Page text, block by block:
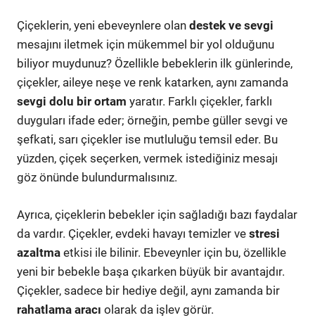
Çiçeklerin, yeni ebeveynlere olan destek ve sevgi
mesajını iletmek için mükemmel bir yol olduğunu
biliyor muydunuz? Özellikle bebeklerin ilk günlerinde,
çiçekler, aileye neşe ve renk katarken, aynı zamanda
sevgi dolu bir ortam yaratır. Farklı çiçekler, farklı
duyguları ifade eder; örneğin, pembe güller sevgi ve
şefkati, sarı çiçekler ise mutluluğu temsil eder. Bu
yüzden, çiçek seçerken, vermek istediğiniz mesajı
göz önünde bulundurmalısınız.
Ayrıca, çiçeklerin bebekler için sağladığı bazı faydalar
da vardır. Çiçekler, evdeki havayı temizler ve stresi
azaltma etkisi ile bilinir. Ebeveynler için bu, özellikle
yeni bir bebekle başa çıkarken büyük bir avantajdır.
Çiçekler, sadece bir hediye değil, aynı zamanda bir
rahatlama aracı olarak da işlev görür.